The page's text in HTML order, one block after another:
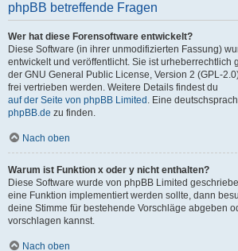
phpBB betreffende Fragen
Wer hat diese Forensoftware entwickelt?
Diese Software (in ihrer unmodifizierten Fassung)
entwickelt und veröffentlicht. Sie ist urheberrechtlich
der GNU General Public License, Version 2 (GPL-
frei vertrieben werden. Weitere Details findest du
auf der Seite von phpBB Limited . Eine
phpBB.de zu finden.
Nach oben
Warum ist Funktion x oder y nicht enthalten?
Diese Software wurde von phpBB Limited
eine Funktion implementiert werden sollte, dann
deine Stimme für bestehende Vorschläge abgeben
vorschlagen kannst.
Nach oben